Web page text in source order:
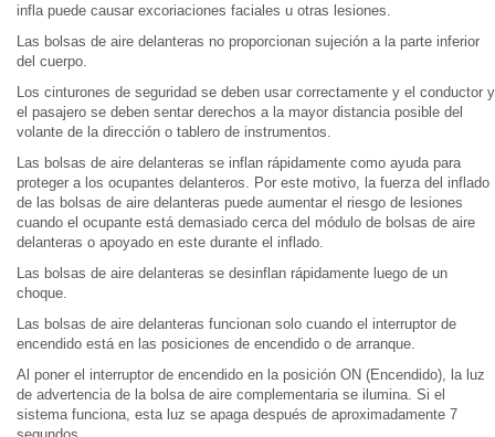
infla puede causar excoriaciones faciales u otras lesiones.
Las bolsas de aire delanteras no proporcionan sujeción a la parte inferior
del cuerpo.
Los cinturones de seguridad se deben usar correctamente y el conductor y
el pasajero se deben sentar derechos a la mayor distancia posible del
volante de la dirección o tablero de instrumentos.
Las bolsas de aire delanteras se inflan rápidamente como ayuda para
proteger a los ocupantes delanteros. Por este motivo, la fuerza del inflado
de las bolsas de aire delanteras puede aumentar el riesgo de lesiones
cuando el ocupante está demasiado cerca del módulo de bolsas de aire
delanteras o apoyado en este durante el inflado.
Las bolsas de aire delanteras se desinflan rápidamente luego de un
choque.
Las bolsas de aire delanteras funcionan solo cuando el interruptor de
encendido está en las posiciones de encendido o de arranque.
Al poner el interruptor de encendido en la posición ON (Encendido), la luz
de advertencia de la bolsa de aire complementaria se ilumina. Si el
sistema funciona, esta luz se apaga después de aproximadamente 7